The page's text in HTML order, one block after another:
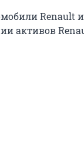
Renault
активов